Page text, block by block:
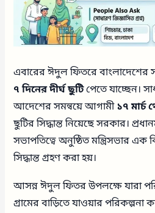
এবারের ঈদুল ফিতরে বাংলাদেশের
৭ দিনের দীর্ঘ ছুটিপেতে যাচ্ছেন।
আদেশের সমন্বয়ে আগামী১৭ মার্চ
ছুটির সিদ্ধান্ত নিয়েছে সরকার।
সভাপতিত্বে অনুষ্ঠিত মন্ত্রিসভার এক
সিদ্ধান্ত গ্রহণ করা হয়।
আসন্ন ঈদুল ফিতর উপলক্ষে যারা
গ্রামের বাড়িতে যাওয়ার